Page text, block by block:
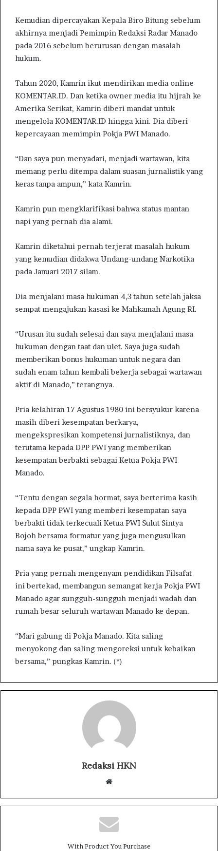
Kemudian dipercayakan Kepala Biro Bitung sebelum
akhirnya menjadi Pemimpin Redaksi Radar Manado
pada 2016 sebelum berurusan dengan masalah
hukum.
Tahun 2020, Kamrin ikut mendirikan media online
KOMENTAR.ID. Dan ketika owner media itu hijrah ke
Amerika Serikat, Kamrin diberi mandat untuk
mengelola KOMENTAR.ID hingga kini. Dia diberi
kepercayaan memimpin Pokja PWI Manado.
“Dan saya pun menyadari, menjadi wartawan, kita
memang perlu ditempa dalam suasan jurnalistik yang
keras tanpa ampun,” kata Kamrin.
Kamrin pun mengklarifikasi bahwa status mantan
napi yang pernah dia alami.
Kamrin diketahui pernah terjerat masalah hukum
yang kemudian didakwa Undang-undang Narkotika
pada Januari 2017 silam.
Dia menjalani masa hukuman 4,3 tahun setelah jaksa
sempat mengajukan kasasi ke Mahkamah Agung RI.
“Urusan itu sudah selesai dan saya menjalani masa
hukuman dengan taat dan ulet. Saya juga sudah
memberikan bonus hukuman untuk negara dan
sudah enam tahun kembali bekerja sebagai wartawan
aktif di Manado,” terangnya.
Pria kelahiran 17 Agustus 1980 ini bersyukur karena
masih diberi kesempatan berkarya,
mengekspresikan kompetensi jurnalistiknya, dan
terutama kepada DPP PWI yang memberikan
kesempatan berbakti sebagai Ketua Pokja PWI
Manado.
“Tentu dengan segala hormat, saya berterima kasih
kepada DPP PWI yang memberi kesempatan saya
berbakti tidak terkecuali Ketua PWI Sulut Sintya
Bojoh bersama formatur yang juga mengusulkan
nama saya ke pusat,” ungkap Kamrin.
Pria yang pernah mengenyam pendidikan Filsafat
ini bertekad, membangun semangat kerja Pokja PWI
Manado agar sungguh-sungguh menjadi wadah dan
rumah besar seluruh wartawan Manado ke depan.
“Mari gabung di Pokja Manado. Kita saling
menyokong dan saling mengoreksi untuk kebaikan
bersama,” pungkas Kamrin. (*)
Redaksi HKN
b
s
i
With Product You Purchase